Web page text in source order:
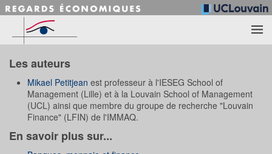
Accéder au contenu principal
Les auteurs
Mikael Petitjean est professeur à l'IESEG School of
Management (Lille) et à la Louvain School of Management
(UCL) ainsi que membre du groupe de recherche "Louvain
Finance" (LFIN) de l'IMMAQ.
En savoir plus sur...